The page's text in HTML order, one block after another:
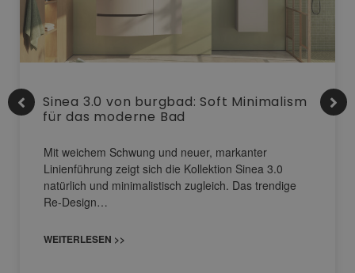
Sinea 3.0 von burgbad: Soft Minimalism
für das moderne Bad
Mit weichem Schwung und neuer, markanter
Linienführung zeigt sich die Kollektion Sinea 3.0
natürlich und minimalistisch zugleich. Das trendige
Re-Design…
WEITERLESEN >>